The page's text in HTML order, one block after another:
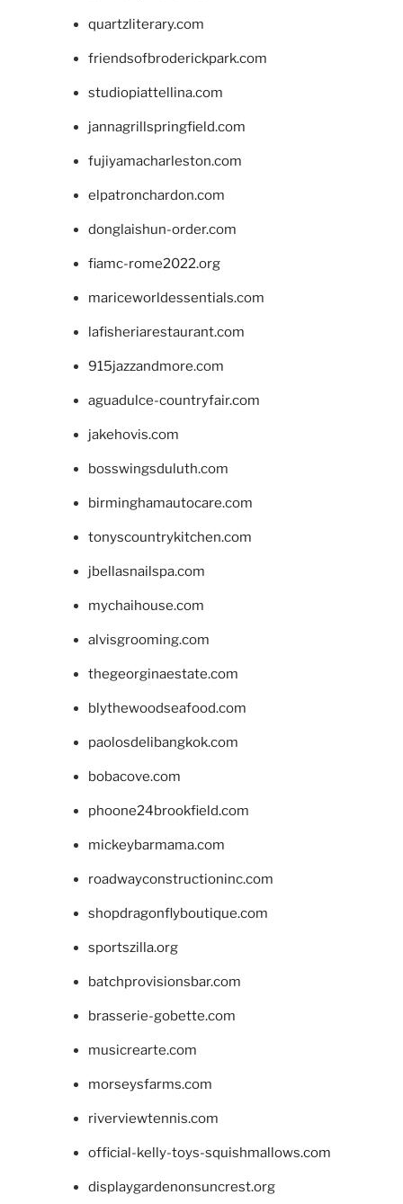
quartzliterary.com
friendsofbroderickpark.com
studiopiattellina.com
jannagrillspringfield.com
fujiyamacharleston.com
elpatronchardon.com
donglaishun-order.com
fiamc-rome2022.org
mariceworldessentials.com
lafisheriarestaurant.com
915jazzandmore.com
aguadulce-countryfair.com
jakehovis.com
bosswingsduluth.com
birminghamautocare.com
tonyscountrykitchen.com
jbellasnailspa.com
mychaihouse.com
alvisgrooming.com
thegeorginaestate.com
blythewoodseafood.com
paolosdelibangkok.com
bobacove.com
phoone24brookfield.com
mickeybarmama.com
roadwayconstructioninc.com
shopdragonflyboutique.com
sportszilla.org
batchprovisionsbar.com
brasserie-gobette.com
musicrearte.com
morseysfarms.com
riverviewtennis.com
official-kelly-toys-squishmallows.com
displaygardenonsuncrest.org